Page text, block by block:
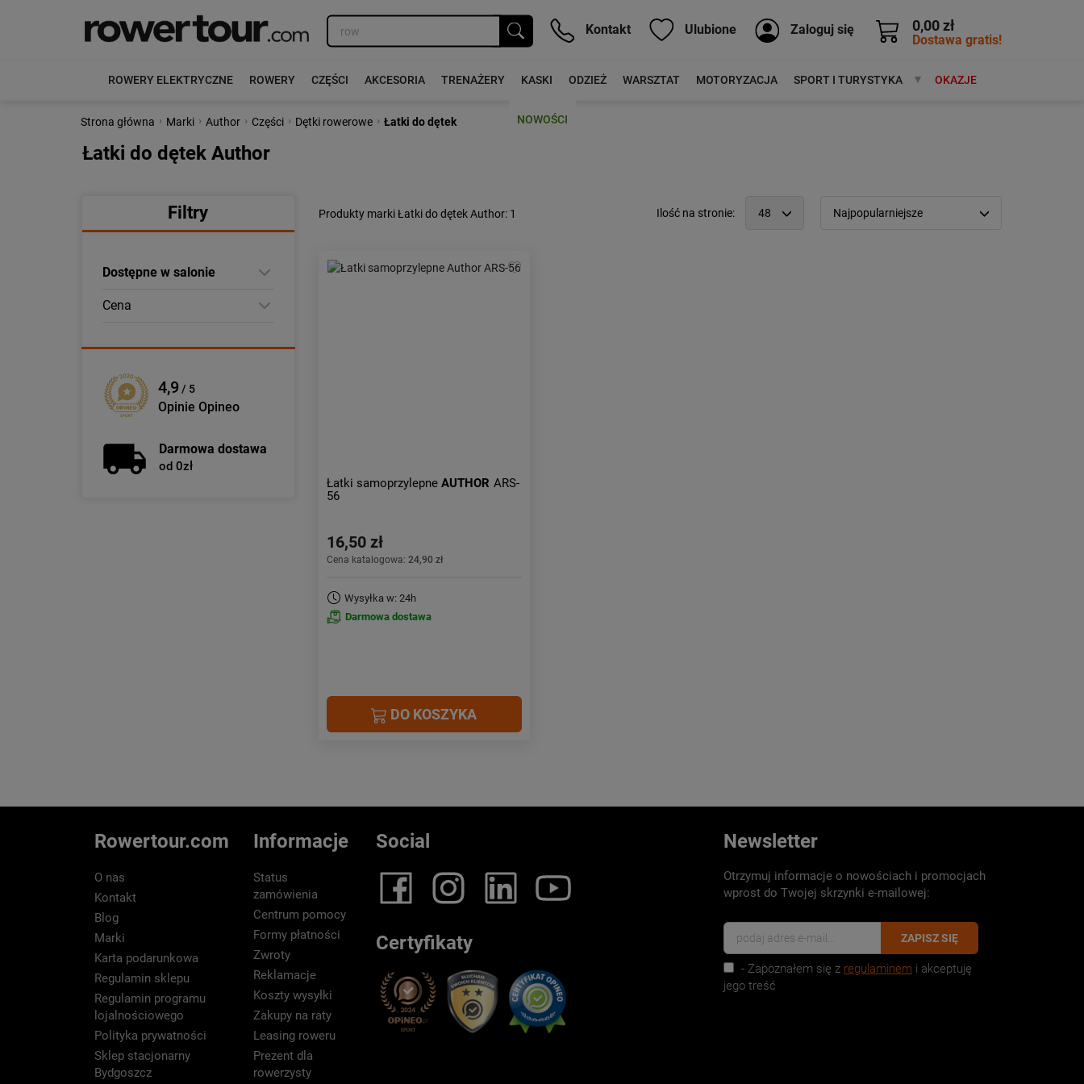
0,00 zł
Dostawa gratis!
Kontakt Ulubione Zaloguj się
ROWERY ELEKTRYCZNE ROWERY CZĘŚCI AKCESORIA TRENAŻERY KASKI ODZIEŻ WARSZTAT MOTORYZACJA SPORT I TURYSTYKA MARKIOKAZJE
NOWOŚCI
Strona główna › Marki › Author › Części › Dętki rowerowe › Łatki do dętek
Łatki do dętek Author
Ilość na stronie: 48 Najpopularniejsze
Filtry
Dostępne w salonie
Cena
4,9 / 5
Opinie Opineo
Darmowa dostawa
od 0zł
Produkty marki Łatki do dętek Author: 1
Łatki samoprzylepne AUTHOR ARS-
56
16,50 zł
Cena katalogowa: 24,90 zł
Wysyłka w: 24h
Darmowa dostawa
DO KOSZYKA
Rowertour.com
O nas
Kontakt
Blog
Marki
Karta podarunkowa
Regulamin sklepu
Regulamin programu
lojalnościowego
Polityka prywatności
Sklep stacjonarny
Bydgoszcz
Informacje
Status
zamówienia
Centrum pomocy
Formy płatności
Zwroty
Reklamacje
Koszty wysyłki
Zakupy na raty
Leasing roweru
Prezent dla
rowerzysty
Social
Certyfikaty
Newsletter
Otrzymuj informacje o nowościach i promocjach
wprost do Twojej skrzynki e-mailowej:
ZAPISZ SIĘ
- Zapoznałem się z regulaminem i akceptuję
jego treść